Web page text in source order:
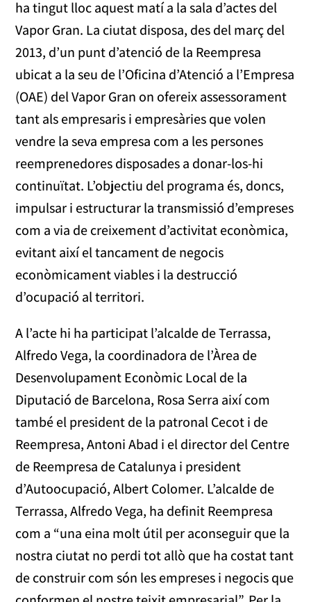
ha tingut lloc aquest matí a la sala d’actes del
Vapor Gran. La ciutat disposa, des del març del
2013, d’un punt d’atenció de la Reempresa
ubicat a la seu de l’Oficina d’Atenció a l’Empresa
(OAE) del Vapor Gran on ofereix assessorament
tant als empresaris i empresàries que volen
vendre la seva empresa com a les persones
reemprenedores disposades a donar-los-hi
continuïtat. L’objectiu del programa és, doncs,
impulsar i estructurar la transmissió d’empreses
com a via de creixement d’activitat econòmica,
evitant així el tancament de negocis
econòmicament viables i la destrucció
d’ocupació al territori.
A l’acte hi ha participat l’alcalde de Terrassa,
Alfredo Vega, la coordinadora de l’Àrea de
Desenvolupament Econòmic Local de la
Diputació de Barcelona, Rosa Serra així com
també el president de la patronal Cecot i de
Reempresa, Antoni Abad i el director del Centre
de Reempresa de Catalunya i president
d’Autoocupació, Albert Colomer. L’alcalde de
Terrassa, Alfredo Vega, ha definit Reempresa
com a “una eina molt útil per aconseguir que la
nostra ciutat no perdi tot allò que ha costat tant
de construir com són les empreses i negocis que